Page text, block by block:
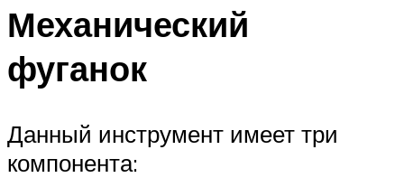
Механический
фуганок
Данный инструмент имеет три
компонента: